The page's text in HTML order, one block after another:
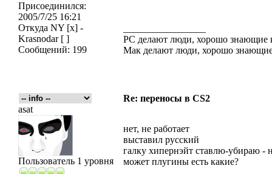
Присоединился:
2005/7/25 16:21
Откуда NY [x] -
Krasnodar [ ]
Сообщений: 199
PC делают люди, хорошо знающие
Мак делают люди, хорошо
Re: переносы в CS2
asat
Пользователь 1 уровня
нет, не работает
выставил русский
галку хипернэйт ставлю-убираю -
может плугины есть какие?